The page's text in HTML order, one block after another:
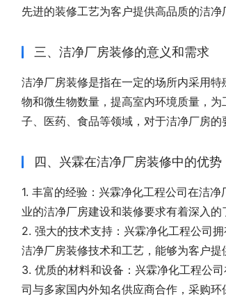
先进的装修工艺为客户提供高品质的洁净
三、洁净厂房装修的意义和需求
洁净厂房装修是指在一定的场所内采用
物和微生物数量，提高室内环境质量，
子、医药、食品等领域，对于洁净厂房的
四、兴霖在洁净厂房装修中的优势
1. 丰富的经验：兴霖净化工程公司在洁
业的洁净厂房建设和装修要求有着深入
2. 强大的技术支持：兴霖净化工程公司
洁净厂房装修技术和工艺，能够为客户提
3. 优质的材料和设备：兴霖净化工程公
司与多家国内外知名供应商合作，采购